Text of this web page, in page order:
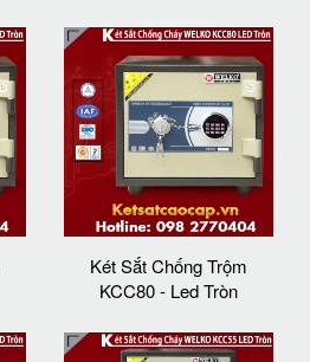
Két Sắt Chống Trộm
KCC80 - Led Tròn